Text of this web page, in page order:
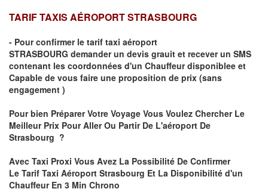
TARIF TAXIS AÉROPORT STRASBOURG
- Pour confirmer le tarif taxi aéroport
STRASBOURG demander un devis grauit et recever un SMS
contenant les coordonnées d'un Chauffeur disponiblee et
Capable de vous faire une proposition de prix (sans
engagement )
Pour bien Préparer Votre Voyage Vous Voulez Chercher Le
Meilleur Prix Pour Aller Ou Partir De L'aéroport De
Strasbourg ?
Avec Taxi Proxi Vous Avez La Possibilité De Confirmer
Le Tarif Taxi Aéroport Strasbourg Et La Disponibilité d'un
Chauffeur En 3 Min Chrono